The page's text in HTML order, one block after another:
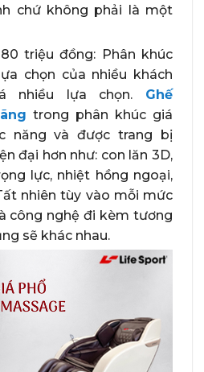
chứ không phải là một
triệu đồng: Phân khúc
chọn của nhiều khách
nhiều lựa chọn. Ghế
trong phân khúc giá
năng và được trang bị
đại hơn như: con lăn 3D,
lực, nhiệt hồng ngoại,
nhiên tùy vào mỗi mức
công nghệ đi kèm tương
sẽ khác nhau.